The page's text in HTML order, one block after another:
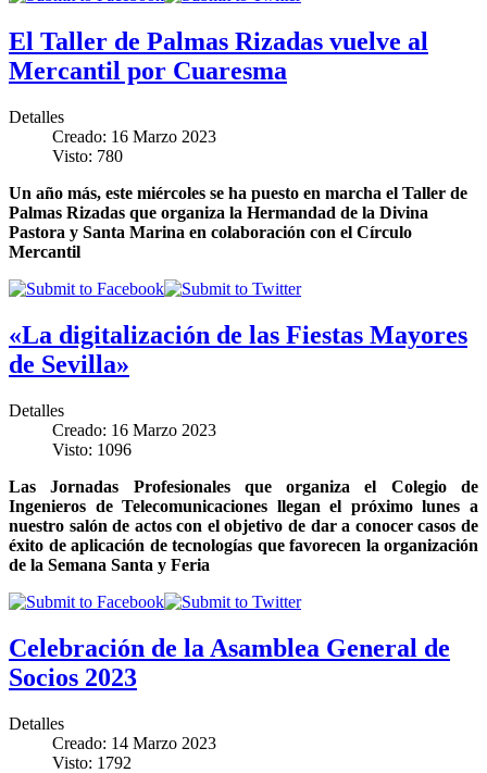
El Taller de Palmas Rizadas vuelve al
Mercantil por Cuaresma
Detalles
Creado: 16 Marzo 2023
Visto: 780
Un año más, este miércoles se ha puesto en marcha el Taller de
Palmas Rizadas que organiza la Hermandad de la Divina
Pastora y Santa Marina en colaboración con el Círculo
Mercantil
«La digitalización de las Fiestas Mayores
de Sevilla»
Detalles
Creado: 16 Marzo 2023
Visto: 1096
Las Jornadas Profesionales que organiza el Colegio de
Ingenieros de Telecomunicaciones llegan el próximo lunes a
nuestro salón de actos con el objetivo de dar a conocer casos de
éxito de aplicación de tecnologías que favorecen la organización
de la Semana Santa y Feria
Celebración de la Asamblea General de
Socios 2023
Detalles
Creado: 14 Marzo 2023
Visto: 1792